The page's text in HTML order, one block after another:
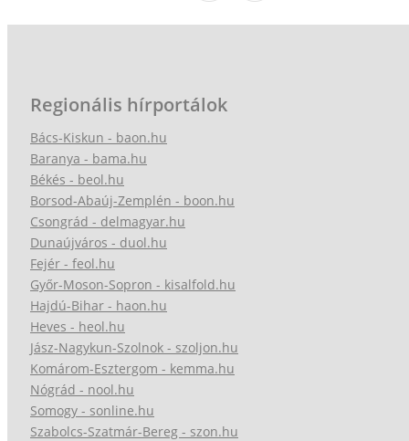
Regionális hírportálok
Bács-Kiskun - baon.hu
Baranya - bama.hu
Békés - beol.hu
Borsod-Abaúj-Zemplén - boon.hu
Csongrád - delmagyar.hu
Dunaújváros - duol.hu
Fejér - feol.hu
Győr-Moson-Sopron - kisalfold.hu
Hajdú-Bihar - haon.hu
Heves - heol.hu
Jász-Nagykun-Szolnok - szoljon.hu
Komárom-Esztergom - kemma.hu
Nógrád - nool.hu
Somogy - sonline.hu
Szabolcs-Szatmár-Bereg - szon.hu